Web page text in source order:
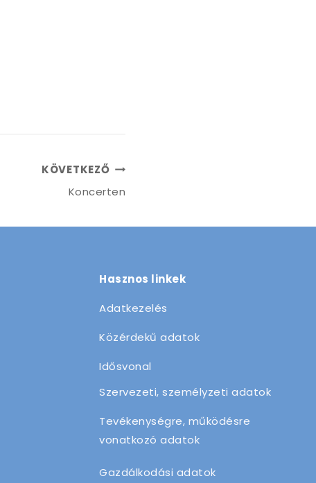
KÖVETKEZŐ
Koncerten
Hasznos linkek
Adatkezelés
Közérdekű adatok
Idősvonal
Szervezeti, személyzeti adatok
Tevékenységre, működésre
vonatkozó adatok
Gazdálkodási adatok